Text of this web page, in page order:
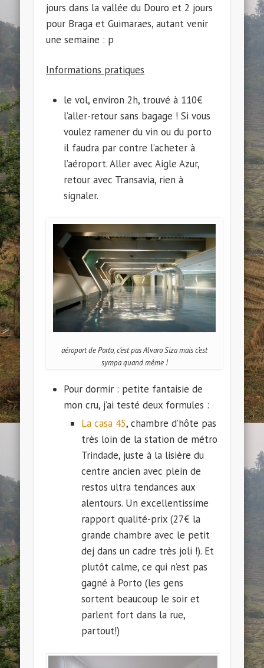
jours dans la vallée du Douro et 2 jours
pour Braga et Guimaraes, autant venir
une semaine : p
Informations pratiques
le vol, environ 2h, trouvé à 110€
l’aller-retour sans bagage ! Si vous
voulez ramener du vin ou du porto
il faudra par contre l’acheter à
l’aéroport. Aller avec Aigle Azur,
retour avec Transavia, rien à
signaler.
aéroport de Porto, c’est pas Alvaro Siza mais c’est
sympa quand même !
Pour dormir : petite fantaisie de
mon cru, j’ai testé deux formules :
La casa 45, chambre d’hôte pas
très loin de la station de métro
Trindade, juste à la lisière du
centre ancien avec plein de
restos ultra tendances aux
alentours. Un excellentissime
rapport qualité-prix (27€ la
grande chambre avec le petit
dej dans un cadre très joli !). Et
plutôt calme, ce qui n’est pas
gagné à Porto (les gens
sortent beaucoup le soir et
parlent fort dans la rue,
partout!)